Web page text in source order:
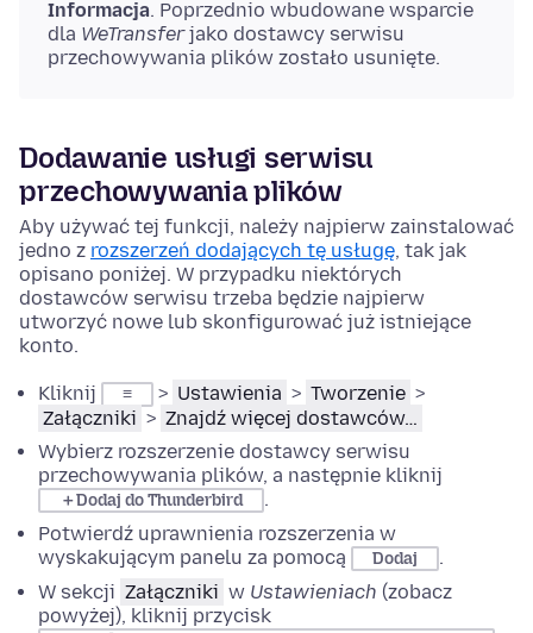
Informacja. Poprzednio wbudowane wsparcie
dla WeTransferjako dostawcy serwisu
przechowywania plików zostało usunięte.
Dodawanie usługi serwisu
przechowywania plików
Aby używać tej funkcji, należy najpierw zainstalować
jedno z rozszerzeń dodających tę usługę, tak jak
opisano poniżej. W przypadku niektórych
dostawców serwisu trzeba będzie najpierw
utworzyć nowe lub skonfigurować już istniejące
konto.
Kliknij ≡ > Ustawienia > Tworzenie >
Załączniki > Znajdź więcej dostawców…
Wybierz rozszerzenie dostawcy serwisu
przechowywania plików, a następnie kliknij
＋Dodaj do Thunderbird
.
Potwierdź uprawnienia rozszerzenia w
wyskakującym panelu za pomocą
Dodaj
.
W sekcji Załączniki w Ustawieniach (zobacz
powyżej), kliknij przycisk